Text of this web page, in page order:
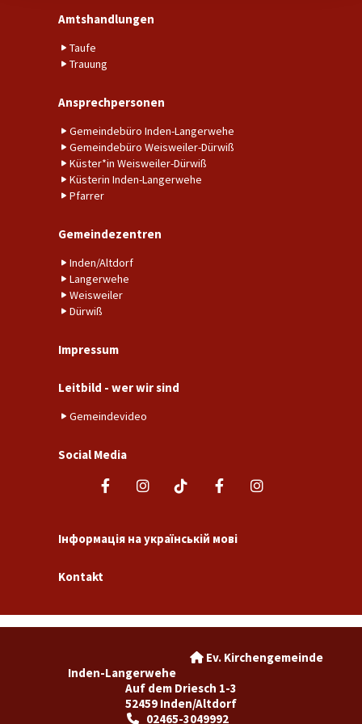
Amtshandlungen
Taufe
Trauung
Ansprechpersonen
Gemeindebüro Inden-Langerwehe
Gemeindebüro Weisweiler-Dürwiß
Küster*in Weisweiler-Dürwiß
Küsterin Inden-Langerwehe
Pfarrer
Gemeindezentren
Inden/Altdorf
Langerwehe
Weisweiler
Dürwiß
Impressum
Leitbild - wer wir sind
Gemeindevideo
Social Media
Інформація на українській мові
Kontakt
Ev. Kirchengemeinde
Inden-Langerwehe
Auf dem Driesch 1-3
52459 Inden/Altdorf
02465-3049992